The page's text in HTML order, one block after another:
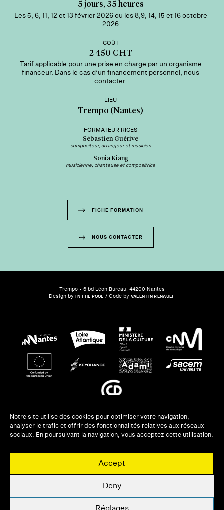
Notre site utilise des cookies pour optimiser votre navigation,
analyser le trafic et offrir des fonctionnalités relatives aux réseaux
sociaux. En poursuivant la navigation, vous acceptez cette utilisation.
Accept
Deny
5 jours, 35 heures
Les 5, 6, 11, 12 et 13 février 2026 ou les 8,9, 14, 15 et 16 octobre
2026
COÛT
2 450 € HT
Tarif applicable pour une prise en charge par un organisme
financeur. Dans le cas d’un financement personnel, nous
contacter.
LIEU
Trempo (Nantes)
FORMATEUR·RICES
Sébastien Guérive
compositeur, arrangeur et musicien
Sonia Kiang
musicienne, chanteuse et compositrice
FICHE FORMATION
NOUS CONTACTER
Trempo - 6 bd Léon Bureau, 44200 Nantes
Design byIN THE POOL / Code by VALENTIN RENAULT
NEWSLETTERS
PRIVATISATION